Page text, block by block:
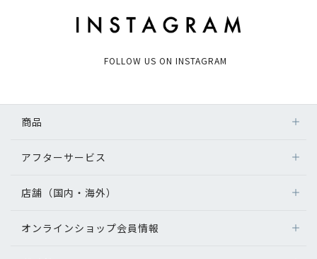
FOLLOW US ON INSTAGRAM
商品
アフターサービス
店舗（国内・海外）
オンラインショップ会員情報